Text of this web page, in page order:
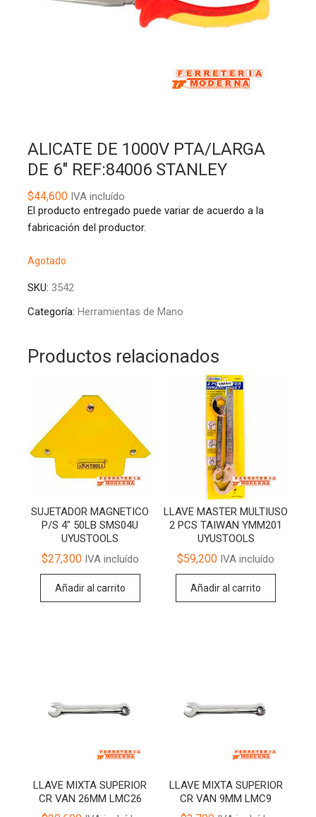
ALICATE DE 1000V PTA/LARGA
DE 6″ REF:84006 STANLEY
$44,600IVA incluído
El producto entregado puede variar de acuerdo a la
fabricación del productor.
Agotado
SKU: 3542
Categoría: Herramientas de Mano
Productos relacionados
SUJETADOR MAGNETICO
P/S 4″ 50LB SMS04U
UYUSTOOLS
$27,300IVA incluído
Añadir al carrito
LLAVE MASTER MULTIUSO
2 PCS TAIWAN YMM201
UYUSTOOLS
$59,200 IVA incluído
Añadir al carrito
LLAVE MIXTA SUPERIOR
CR VAN 26MM LMC26
LLAVE MIXTA SUPERIOR
CR VAN 9MM LMC9